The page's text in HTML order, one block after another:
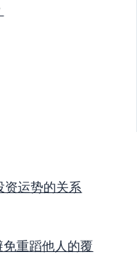
资运势的关系
重蹈他人的覆